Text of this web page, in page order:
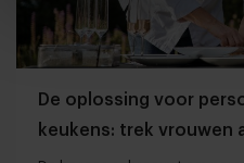
De oplossing voor
keukens: trek vrouwen